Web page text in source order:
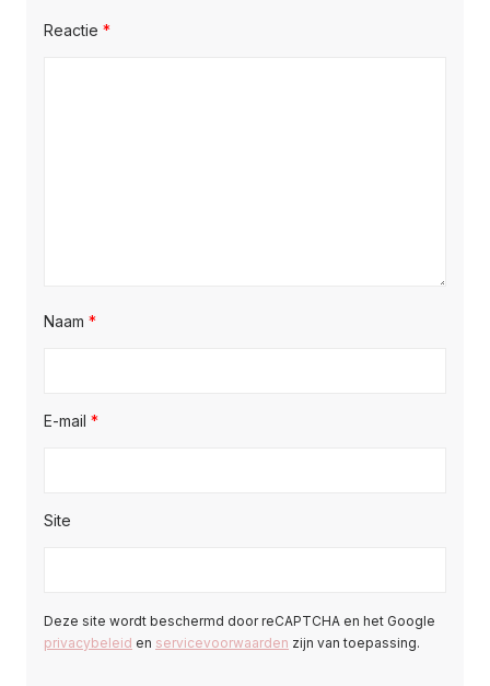
Reactie *
Naam *
E-mail *
Site
Deze site wordt beschermd door reCAPTCHA en het Google
privacybeleid en servicevoorwaarden zijn van toepassing.